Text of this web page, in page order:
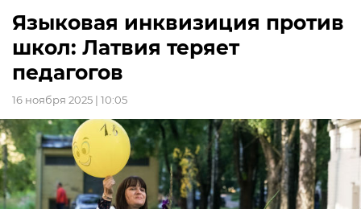
Языковая инквизиция против
школ: Латвия теряет
педагогов
16 ноября 2025 | 10:05